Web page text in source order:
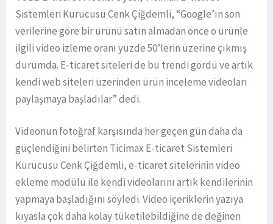
Sistemleri Kurucusu Cenk Çiğdemli, “Google’ın son
verilerine göre bir ürünü satın almadan önce o ürünle
ilgili video izleme oranı yüzde 50’lerin üzerine çıkmış
durumda. E-ticaret siteleri de bu trendi gördü ve artık
kendi web siteleri üzerinden ürün inceleme videoları
paylaşmaya başladılar” dedi.
Videonun fotoğraf karşısında her geçen gün daha da
güçlendiğini belirten Ticimax E-ticaret Sistemleri
Kurucusu Cenk Çiğdemli, e-ticaret sitelerinin video
ekleme modülü ile kendi videolarını artık kendilerinin
yapmaya başladığını söyledi. Video içeriklerin yazıya
kıyasla çok daha kolay tüketilebildiğine de değinen